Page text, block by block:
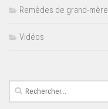
Remèdes de grand-mère
Vidéos
Rechercher :